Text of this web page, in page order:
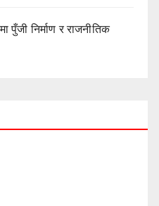
पुँजी निर्माण र राजनीतिक